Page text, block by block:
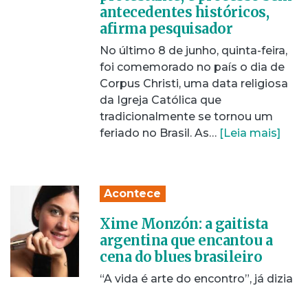
antecedentes históricos,
afirma pesquisador
No último 8 de junho, quinta-feira,
foi comemorado no país o dia de
Corpus Christi, uma data religiosa
da Igreja Católica que
tradicionalmente se tornou um
feriado no Brasil. As… [Leia mais]
Acontece
Xime Monzón: a gaitista
argentina que encantou a
cena do blues brasileiro
“A vida é arte do encontro”, já dizia